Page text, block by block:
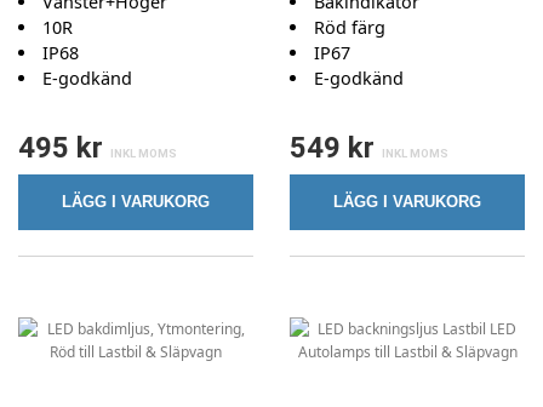
10R
IP68
E-godkänd
495 kr
LÄGG I VARUKORG
Röd färg
IP67
E-godkänd
549 kr
LÄGG I VARUKORG